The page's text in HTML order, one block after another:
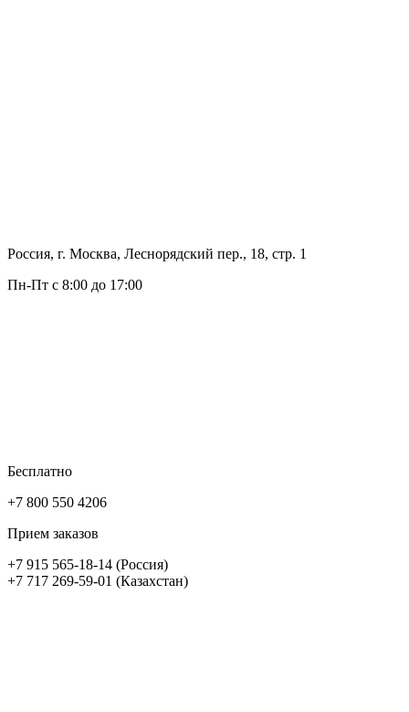
Россия, г. Москва, Леснорядский пер., 18, стр. 1
Пн-Пт с 8:00 до 17:00
Бесплатно
+7 800 550 4206
Прием заказов
+7 915 565-18-14 (Россия)
+7 717 269-59-01 (Казахстан)